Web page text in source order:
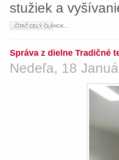
stužiek a
ČÍTAŤ CELÝ ČLÁNOK...
Správa z dielne Tradičné
Nedeľa, 18